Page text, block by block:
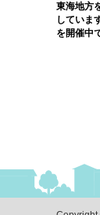
東海地方
していま
を開催中